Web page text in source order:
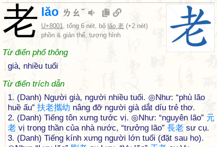
老 lǎo ㄌㄠˇ
U+8001, tổng 6 nét, bộ lǎo 老 (+2 nét)
phồn & giản thể, tượng hình
Từ điển phổ thông
già, nhiều tuổi
Từ điển trích dẫn
1. (Danh) Người già, người nhiều tuổi. ◎Như: “phù lão
huề ấu” 扶老攜幼 nâng đỡ người già dắt díu trẻ thơ.
2. (Danh) Tiếng tôn xưng tước vị. ◎Như: “nguyên lão” 元
老 vị trọng thần của nhà nước, “trưởng lão” 長老 sư cụ.
3. (Danh) Tiếng kính xưng người lớn tuổi (đặt sau họ).